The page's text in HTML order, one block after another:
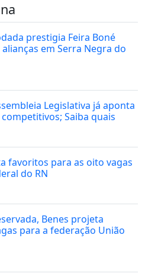
prestigia Feira Boné
em Serra Negra do
Legislativa já aponta
Saiba quais
favoritos para as oito vagas
do RN
Benes projeta
para a federação União